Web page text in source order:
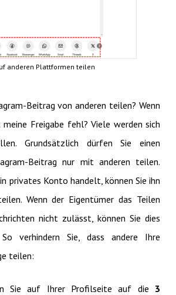
anderen Plattformen teilen
Beitrag von anderen teilen? Wenn
Freigabe fehl? Viele werden sich
Grundsätzlich dürfen Sie einen
Beitrag nur mit anderen teilen.
privates Konto handelt, können Sie ihn
Wenn der Eigentümer das Teilen
nicht zulässt, können Sie dies
verhindern Sie, dass andere Ihre
teilen:
Sie auf Ihrer Profilseite auf die 3